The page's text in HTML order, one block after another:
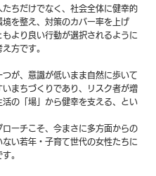
たちだけでなく、社会全体に健幸的
境を整え、対策のカバー率を上げ
もより良い行動が選択されるように
方です。
つが、意識が低いまま自然に歩いて
いまちづくりであり、リスク者が増
活の「場」から健幸を支える、とい
ローチこそ、今まさに多方面からの
ない若年・子育て世代の女性たちに
。